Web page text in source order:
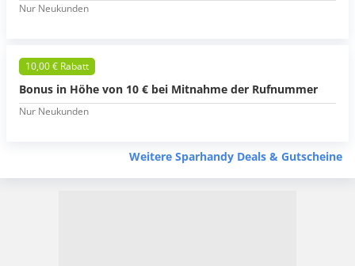
Nur Neukunden
10,00 € Rabatt
Bonus in Höhe von 10 € bei Mitnahme der Rufnummer
Nur Neukunden
Weitere Sparhandy Deals & Gutscheine